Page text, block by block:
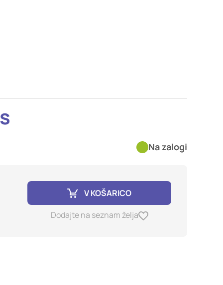
Na zalogi
V KOŠARICO
Dodajte na seznam želja
na vašo uporabo
Običajno
nastavitev
te piškotke ali
delovanja
in
so združeni in
mesto.
lahko uporabljajo za